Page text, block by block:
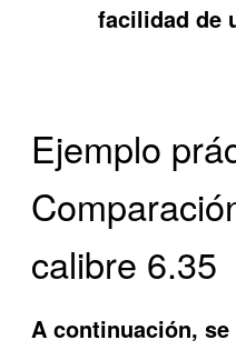
facilidad de
Ejemplo
calibre 6.35
A continuación,